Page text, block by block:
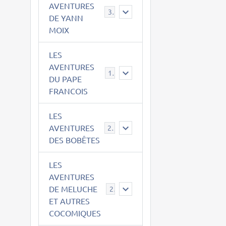
AVENTURES
DE YANN
MOIX
39
LES
AVENTURES
DU PAPE
FRANCOIS
15
LES
AVENTURES
DES BOBÊTES
23
LES
AVENTURES
DE MELUCHE
ET AUTRES
COCOMIQUES
22